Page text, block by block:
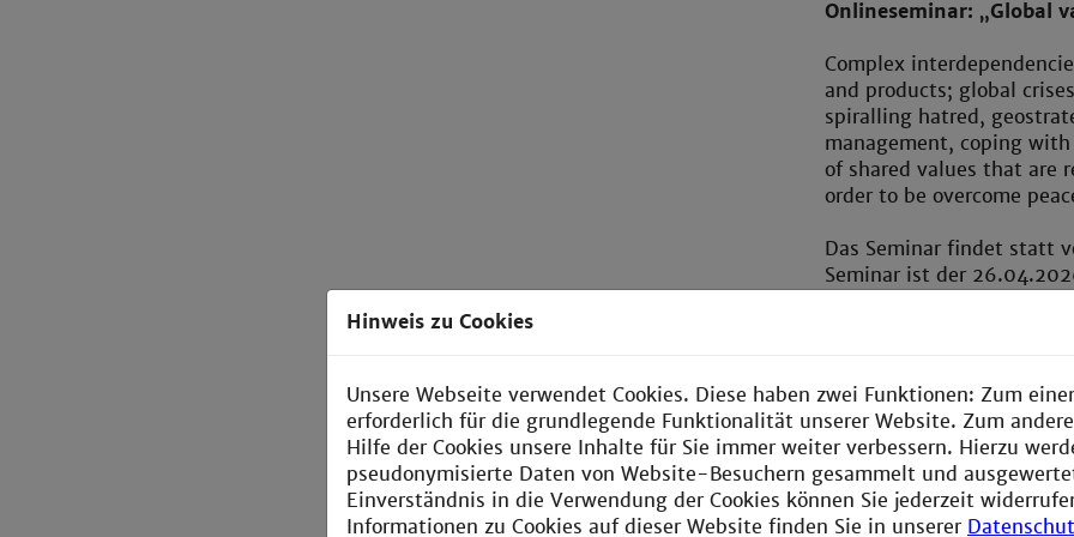
Onlineseminar: „Global
Complex
and products; global
spiralling hatred,
management, coping
of shared values that are
order to be overcome
Das Seminar findet statt
Seminar ist der
Onlineseminar: „Gibt
moderner
Die Forschung ist tief in
Gehirns eingedrungen.
heraus, weil sie unser
Hinweis zu Cookies
Unsere Webseite verwendet Cookies. Diese haben zwei Funktionen: Zum
erforderlich für die grundlegende Funktionalität unserer Website. Zum
Hilfe der Cookies unsere Inhalte für Sie immer weiter verbessern. Hierzu
pseudonymisierte Daten von Website-Besuchern gesammelt und
Einverständnis in die Verwendung der Cookies können Sie jederzeit
Informationen zu Cookies auf dieser Website finden Sie in unserer